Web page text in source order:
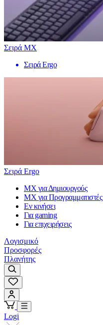
Σειρά MX
Σειρά Ergo
Σειρά Ergo
MX για Δημιουργούς
MX για Προγραμματιστές
Εν κινήσει
Για gaming
Για επιχειρήσεις
Λογισμικό
Προσφορές
Πλανήτης
Logi